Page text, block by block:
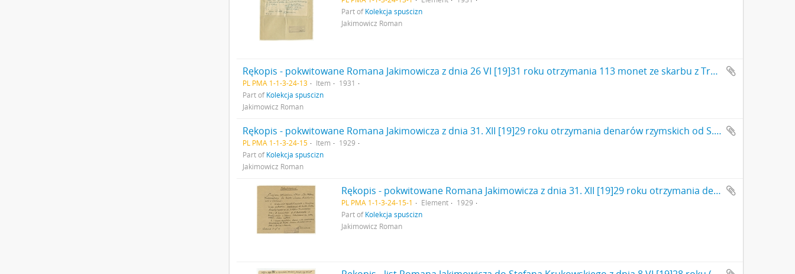
Part ofKolekcja spuścizn
Jakimowicz Roman
Rękopis - pokwitowane Romana Jakimowicza z dnia 26 VI [19]31 roku otrzymania 113 monet ze skarbu z Trójcy pod Zawichostem od S. Krukowskiego
PL PMA 1-1-3-24-13 Item
1931
Part ofKolekcja spuścizn
Jakimowicz Roman
Rękopis - pokwitowane Romana Jakimowicza z dnia 31. XII [19]29 roku otrzymania denarów rzymskich od S. Krukowskiego
PL PMA 1-1-3-24-15 Item
1929
Part ofKolekcja spuścizn
Jakimowicz Roman
Rękopis - pokwitowane Romana Jakimowicza z dnia 31. XII [19]29 roku otrzymania denarów rzymskich od S. Krukowskiego
PL PMA 1-1-3-24-15-1 Element
1929
Part ofKolekcja spuścizn
Jakimowicz Roman